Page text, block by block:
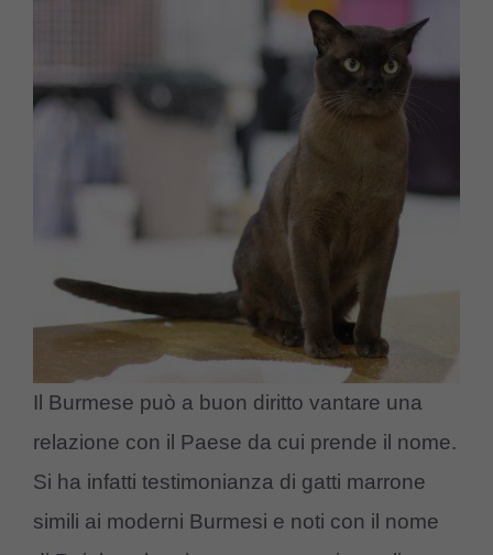
Il Burmese può a buon diritto vantare una
relazione con il Paese da cui prende il nome.
Si ha infatti testimonianza di gatti marrone
simili ai moderni Burmesi e noti con il nome